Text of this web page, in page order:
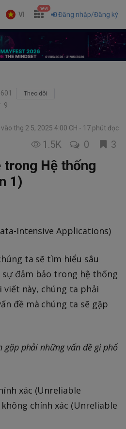
VI
new
Đăng nhập/Đăng ký
Theo dõi
9
thg 2 5, 2025 4:00 CH 17 phút đọc
1.5K 0 3
trong Hệ thống
1)
Intensive Applications)
ta sẽ tìm hiểu sâu
sự đảm bảo trong hệ thống
viết này, chúng ta phải
đề mà chúng ta sẽ gặp
gặp phải những vấn đề gì phổ
xác (Unreliable
chính xác (Unreliable